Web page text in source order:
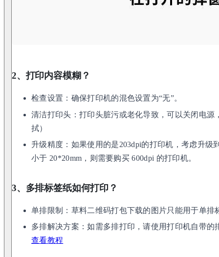
2、打印内容模糊？
检查设置：确保打印机的混色设置为“无”。
清洁打印头：打印头脏污或老化导致，可以关闭电
拭）
升级精度：如果使用的是203dpi的打印机，考虑升级
小于 20*20mm，则需要购买 600dpi 的打印机。
3、多排标签纸如何打印？
单排限制：草料二维码打包下载的图片只能用于单排
多排解决方案：如需多排打印，请使用打印机自带
查看教程